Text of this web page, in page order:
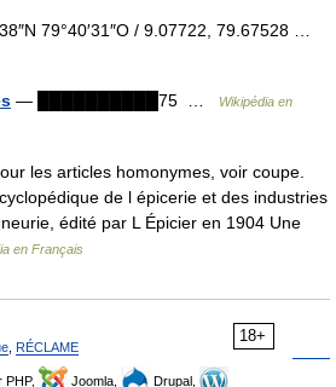
79°40′31″O / 9.07722, 79.67528 …
— ██████████75 …
Wikipédia en
les articles homonymes, voir coupe.
de l épicerie et des industries
édité par L Épicier en 1904 Une
en Français
18+
RÉCLAME
PHP, Joomla,
Drupal,